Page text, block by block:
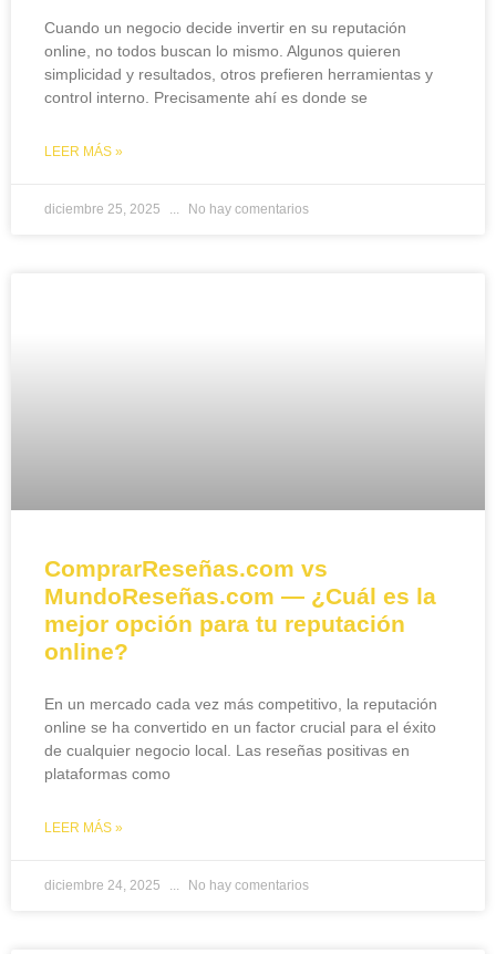
Cuando un negocio decide invertir en su reputación
online, no todos buscan lo mismo. Algunos quieren
simplicidad y resultados, otros prefieren herramientas y
control interno. Precisamente ahí es donde se
LEER MÁS »
diciembre 25, 2025 No hay comentarios
ComprarReseñas.com vs
MundoReseñas.com — ¿Cuál es la
mejor opción para tu reputación
online?
En un mercado cada vez más competitivo, la reputación
online se ha convertido en un factor crucial para el éxito
de cualquier negocio local. Las reseñas positivas en
plataformas como
LEER MÁS »
diciembre 24, 2025 No hay comentarios